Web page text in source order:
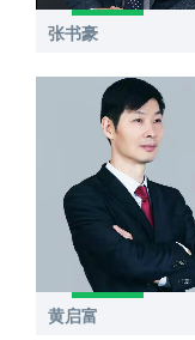
张书豪
黄启富